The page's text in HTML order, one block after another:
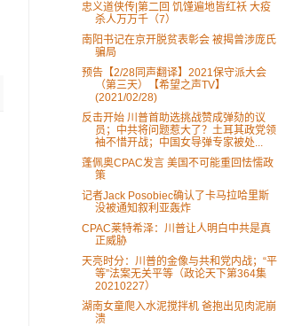
忠义道侠传|第二回 饥馑遍地皆红袄 大疫
杀人万万千（7）
南阳书记在京开脱贫表彰会 被揭曾涉庞氏
骗局
预告【2/28同声翻译】2021保守派大会
（第三天）【希望之声TV】
(2021/02/28)
反击开始 川普首助选挑战赞成弹劾的议
员；中共将问题惹大了？土耳其政党领
袖不惜开战；中国女导弹专家被处...
蓬佩奥CPAC发言 美国不可能重回怯懦政
策
记者Jack Posobiec确认了卡马拉哈里斯
没被通知叙利亚轰炸
CPAC莱特希泽：川普让人明白中共是真
正威胁
天亮时分：川普的金像与共和党内战；“平
等”法案无关平等（政论天下第364集
20210227）
湖南女童爬入水泥搅拌机 爸抱出见肉泥崩
溃